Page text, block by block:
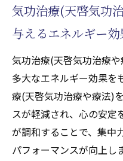
気功治療(天啓気功
与えるエネルギー効
気功治療(天啓気功治療
多大なエネルギー効果を
療(天啓気功治療や療法)
スが軽減され、心の安定
が調和することで、集中
パフォーマンスが向上し